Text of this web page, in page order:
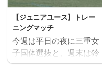
個々がもつストロングポ
イント（長所）を磨く・
そしてサッカーを楽しむ
...
ジャス（岡山）・FCファ
ルトラーダ（広島）・
MIOびわこ滋賀・レイジ
ェンド滋賀
https://miesocceracade
【ジュニアユース】トレー
ニングマッチ
今週は平日の夜に三重女
子国体選抜と、週末は鈴
鹿市と津市に分かれてト